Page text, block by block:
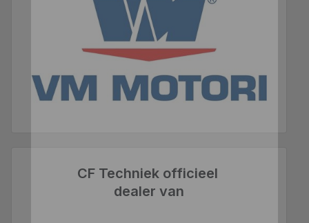
CF Techniek officieel
dealer van